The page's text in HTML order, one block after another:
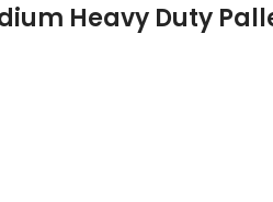
Heavy Duty